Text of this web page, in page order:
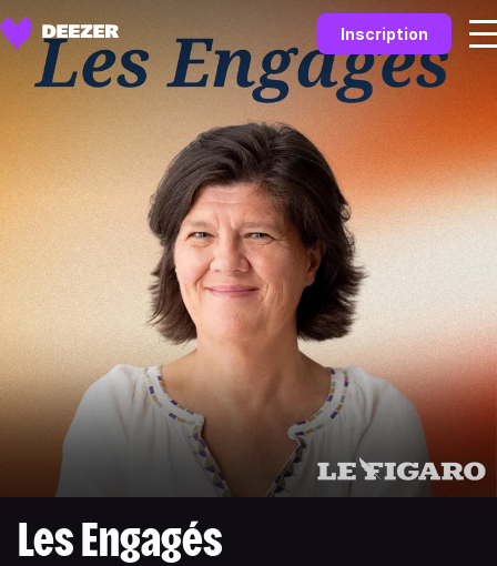
Inscription
Les Engagés